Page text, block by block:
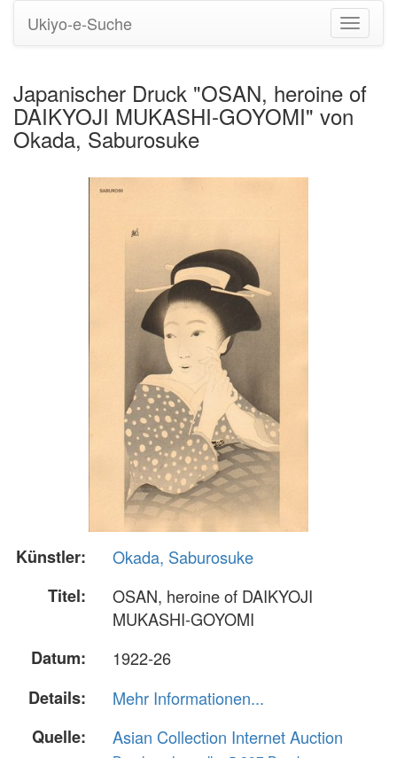
Ukiyo-e-Suche
Japanischer Druck "OSAN, heroine of
DAIKYOJI MUKASHI-GOYOMI" von
Okada, Saburosuke
Künstler:
Okada, Saburosuke
Titel:
OSAN, heroine of DAIKYOJI
MUKASHI-GOYOMI
Datum:
1922-26
Details:
Mehr Informationen...
Quelle:
Asian Collection Internet Auction